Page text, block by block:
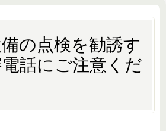
の点検を勧誘す
話にご注意くだ